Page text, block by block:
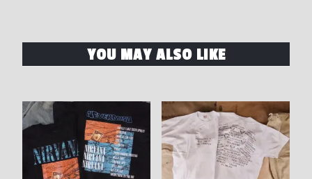
YOU MAY ALSO LIKE